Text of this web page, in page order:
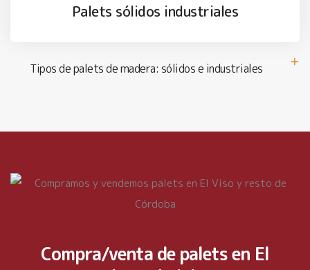
Palets sólidos industriales
Tipos de palets de madera: sólidos e industriales
Compra/venta de palets en El